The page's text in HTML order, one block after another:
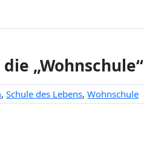
„Wohnschule“
,Schule des Lebens,Wohnschule